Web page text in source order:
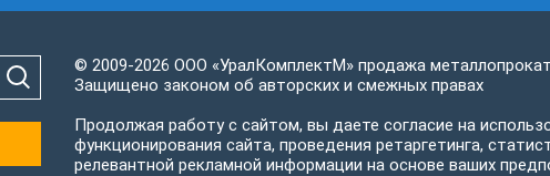
© 2009-2026 ООО «УралКомплектМ» продажа
Защищено законом об авторских и смежных правах
Продолжая работу с сайтом, вы даете согласие на
функционирования сайта, проведения ретаргетинга,
релевантной рекламной информации на основе ваших